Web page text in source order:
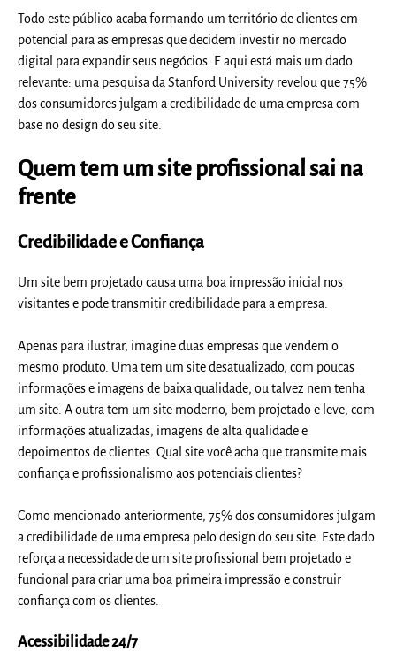
Todo este público acaba formando um território de clientes em
potencial para as empresas que decidem investir no mercado
digital para expandir seus negócios. E aqui está mais um dado
relevante: uma pesquisa da Stanford University revelou que 75%
dos consumidores julgam a credibilidade de uma empresa com
base no design do seu site.
Quem tem um site profissional sai na
frente
Credibilidade e Confiança
Um site bem projetado causa uma boa impressão inicial nos
visitantes e pode transmitir credibilidade para a empresa.
Apenas para ilustrar, imagine duas empresas que vendem o
mesmo produto. Uma tem um site desatualizado, com poucas
informações e imagens de baixa qualidade, ou talvez nem tenha
um site. A outra tem um site moderno, bem projetado e leve, com
informações atualizadas, imagens de alta qualidade e
depoimentos de clientes. Qual site você acha que transmite mais
confiança e profissionalismo aos potenciais clientes?
Como mencionado anteriormente, 75% dos consumidores julgam
a credibilidade de uma empresa pelo design do seu site. Este dado
reforça a necessidade de um site profissional bem projetado e
funcional para criar uma boa primeira impressão e construir
confiança com os clientes.
Acessibilidade 24/7